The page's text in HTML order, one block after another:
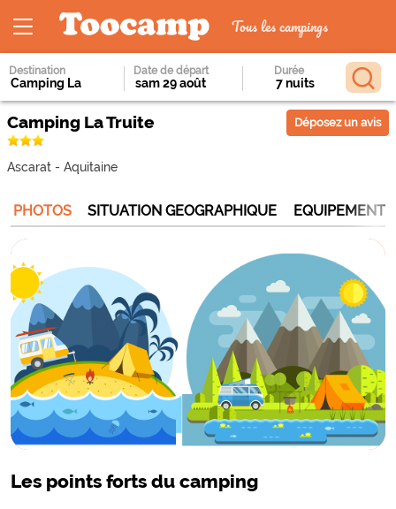
Tous les campings
Destination Date de départ Durée
Camping La Truite
Ascarat - Aquitaine
Déposez un avis
PHOTOS SITUATION GEOGRAPHIQUE
Les points forts du camping